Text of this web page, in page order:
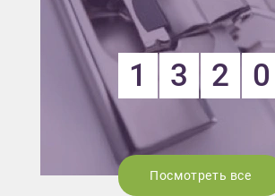
1 3 2 0
Посмотреть все